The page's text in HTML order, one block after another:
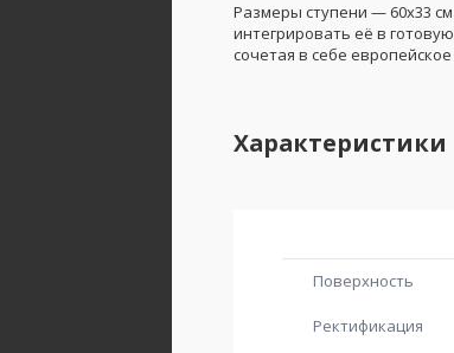
Размеры ступени — 60x33
интегрировать её в
сочетая в себе
Характеристики
Поверхность
Ректификация